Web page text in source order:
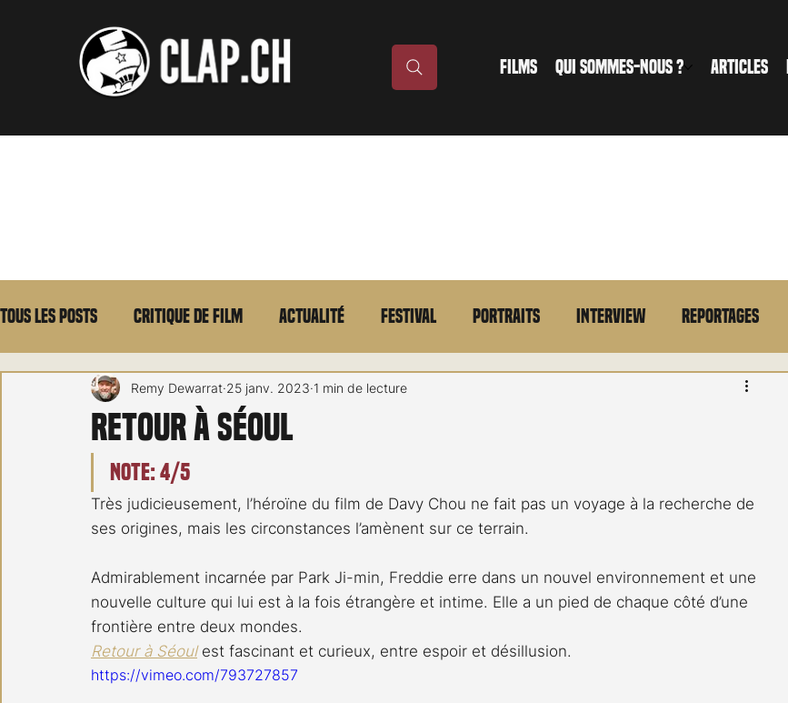
FILMS QUI SOMMES-NOUS ? ARTICLES
Tous les posts Critique de film Actualité Festival Portraits Interview Reportages
Max Borg Laurent Scherlen Memento En bref
Carnet noir Open Air
Retour à Séoul
Remy Dewarrat 25 janv. 2023 1 min de lecture
Note: 4/5
Très judicieusement, l’héroïne du film de Davy Chou ne fait pas un voyage à la recherche de
ses origines, mais les circonstances l’amènent sur ce terrain.
Admirablement incarnée par Park Ji-min, Freddie erre dans un nouvel environnement et une
nouvelle culture qui lui est à la fois étrangère et intime. Elle a un pied de chaque côté d’une
frontière entre deux mondes.
Retour à Séoul est fascinant et curieux, entre espoir et désillusion.
https://vimeo.com/793727857